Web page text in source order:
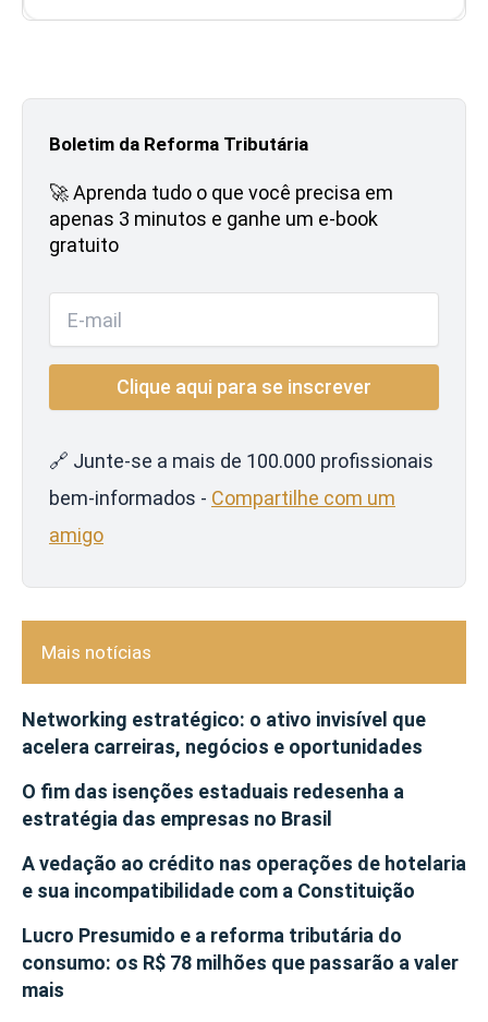
Boletim da Reforma Tributária
🚀 Aprenda tudo o que você precisa em
apenas 3 minutos e ganhe um e-book
gratuito
🔗 Junte-se a mais de 100.000 profissionais
bem-informados - Compartilhe com um
amigo
Mais notícias
Networking estratégico: o ativo invisível que
acelera carreiras, negócios e oportunidades
O fim das isenções estaduais redesenha a
estratégia das empresas no Brasil
A vedação ao crédito nas operações de hotelaria
e sua incompatibilidade com a Constituição
Lucro Presumido e a reforma tributária do
consumo: os R$ 78 milhões que passarão a valer
mais